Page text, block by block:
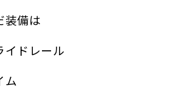
装備は
イドレール
ム